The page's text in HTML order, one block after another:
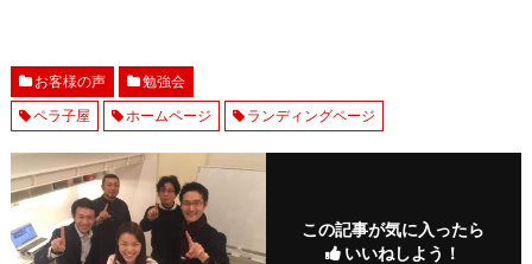
お客様の声
勉強会
ペラ子屋
ホームページ ランディングページ
この記事が気に入ったら
いいねしよう！